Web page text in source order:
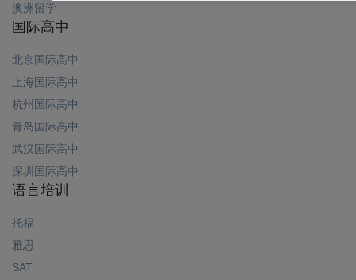
澳洲留学
国际高中
北京国际高中
上海国际高中
杭州国际高中
青岛国际高中
武汉国际高中
深圳国际高中
语言培训
托福
雅思
SAT